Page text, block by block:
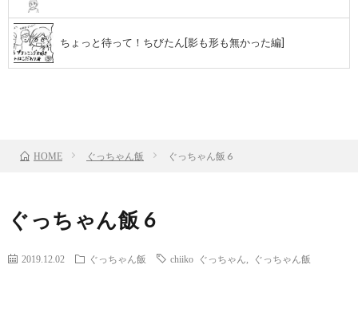
ちょっと待って！ちびたん[影も形も無かった編]
HOME ぐっちゃん飯 ぐっちゃん飯 6
ぐっちゃん飯 6
2019.12.02 ぐっちゃん飯 chiiko ぐっちゃん ぐっちゃん飯